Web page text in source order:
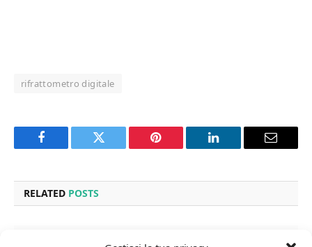
rifrattometro digitale
Facebook Twitter Pinterest LinkedIn Email
RELATED POSTS